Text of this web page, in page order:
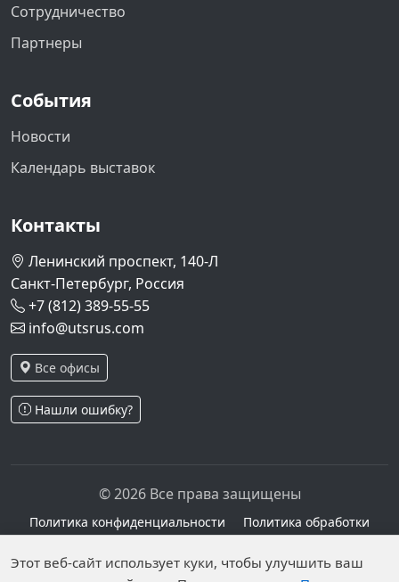
Сотрудничество
Партнеры
События
Новости
Календарь выставок
Контакты
Ленинский проспект, 140-Л
Санкт-Петербург, Россия
+7 (812) 389-55-55
info@utsrus.com
Все офисы
Нашли ошибку?
© 2026 Все права защищены
Политика конфиденциальности
Политика обработки
персональных данных
Персональные данные опубликованы на сайте при
Этот веб-сайт использует куки, чтобы улучшить ваш